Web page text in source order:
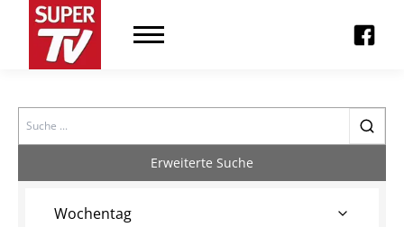
Search
Erweiterte Suche
Wochentag